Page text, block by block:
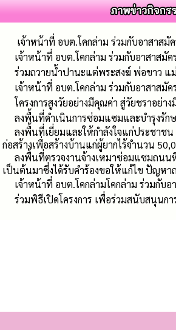
เจ้าหน้าที่ อบต.โคกล่าม ร่วมกับอาสาส
เจ้าหน้าที่ อบต.โคกล่าม ร่วมกับอาสาส
ร่วมถวายน้ำปานะแต่พระสงฆ์ พ่อขาว
เจ้าหน้าที่ อบต.โคกล่าม ร่วมกับอาสาส
โครงการสูงวัยอย่างมีคุณค่า สู่วัยชราอย่า
ลงพื้นที่ดำเนินการซ่อมแซมและบำรุงรั
ลงพื้นที่เยี่ยมและให้กำลังใจแก่ประชาช
ก่อสร้างเพื่อสร้างบ้านแก่ผู้ยากไร้จำนวน
ลงพื้นที่ตรวจงานจ้างเหมาซ่อมแซมถนน
เป็นต้นมาซึ่งได้รับคำร้องขอให้แก้ไข ปัญห
เจ้าหน้าที่ อบต.โคกล่ามโคกล่าม ร่วมกั
ร่วมพิธีเปิดโครงการ เพื่อร่วมสนับสนุน